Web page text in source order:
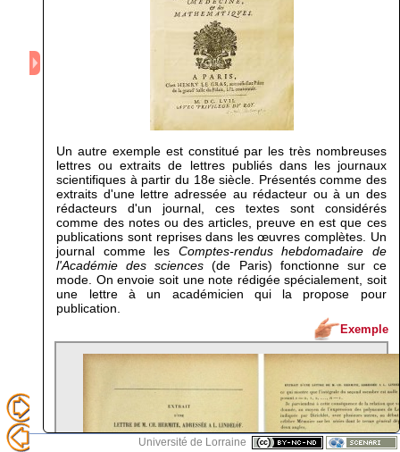
Un autre exemple est constitué par les très nombreuses
lettres ou extraits de lettres publiés dans les journaux
scientifiques à partir du 18e siècle. Présentés comme des
extraits d'une lettre adressée au rédacteur ou à un des
rédacteurs d'un journal, ces textes sont considérés
comme des notes ou des articles, preuve en est que ces
publications sont reprises dans les œuvres complètes. Un
journal comme les Comptes-rendus hebdomadaire de
l'Académie des sciences (de Paris) fonctionne sur ce
mode. On envoie soit une note rédigée spécialement, soit
une lettre à un académicien qui la propose pour
publication.
Exemple
Université de Lorraine